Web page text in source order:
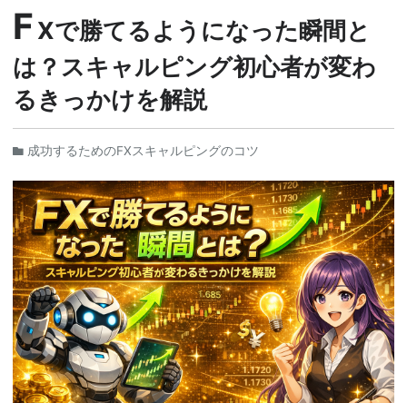
FXで勝てるようになった瞬間と
は？スキャルピング初心者が変わ
るきっかけを解説
成功するためのFXスキャルピングのコツ